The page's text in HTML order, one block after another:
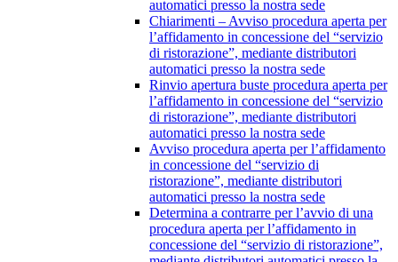
automatici presso la nostra sede
Chiarimenti – Avviso procedura aperta per
l’affidamento in concessione del “servizio
di ristorazione”, mediante distributori
automatici presso la nostra sede
Rinvio apertura buste procedura aperta per
l’affidamento in concessione del “servizio
di ristorazione”, mediante distributori
automatici presso la nostra sede
Avviso procedura aperta per l’affidamento
in concessione del “servizio di
ristorazione”, mediante distributori
automatici presso la nostra sede
Determina a contrarre per l’avvio di una
procedura aperta per l’affidamento in
concessione del “servizio di ristorazione”,